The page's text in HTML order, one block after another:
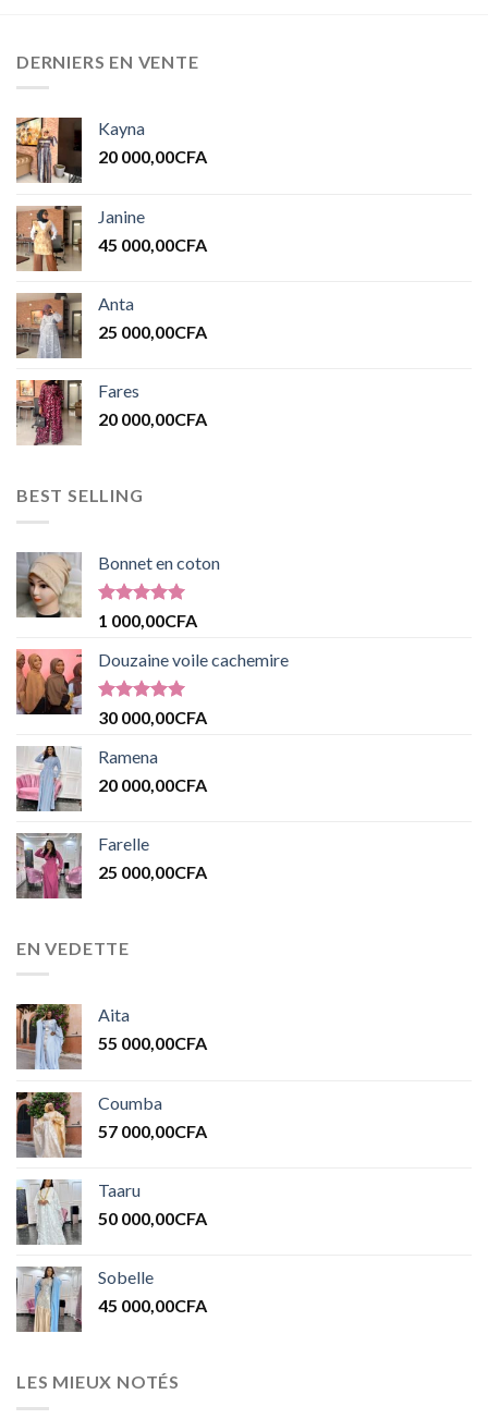
DERNIERS EN VENTE
Kayna
20 000,00CFA
Janine
45 000,00CFA
Anta
25 000,00CFA
Fares
20 000,00CFA
BEST SELLING
Bonnet en coton
Note 5.00
1 000,00CFA
Douzaine voile cachemire
Note5.00
30 000,00CFA
Ramena
20 000,00CFA
Farelle
25 000,00CFA
EN VEDETTE
Aita
55 000,00CFA
Coumba
57 000,00CFA
Taaru
50 000,00CFA
Sobelle
45 000,00CFA
LES MIEUX NOTÉS